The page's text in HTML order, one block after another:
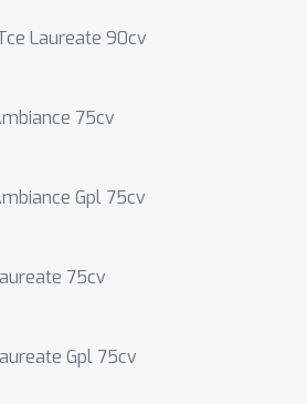
Laureate 90cv
75cv
Gpl 75cv
75cv
Gpl 75cv